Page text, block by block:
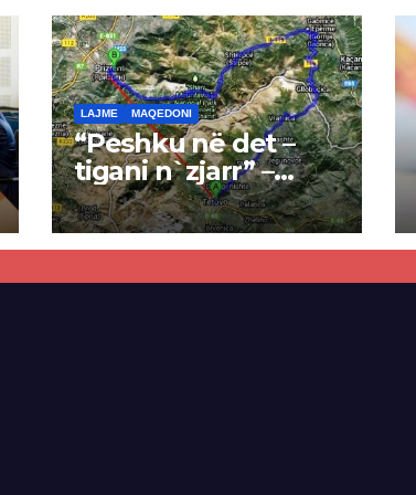
LAJME MAQEDONI
“Peshku në det –
tigani n`zjarr” –
Ende pa u kryer
projekti i tunelit,
komuna e Tetovës
nis punimet për